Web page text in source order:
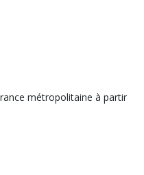
métropolitaine à partir